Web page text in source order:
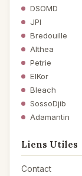
DSOMD
JPI
Bredouille
Althea
Petrie
ElKor
Bleach
SossoDjib
Adamantin
Liens Utiles
Contact